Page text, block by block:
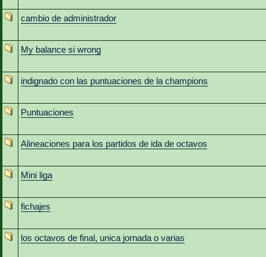
cambio de administrador
My balance si wrong
indignado con las puntuaciones de la champions
Puntuaciones
Alineaciones para los partidos de ida de octavos
Mini liga
fichajes
los octavos de final, unica jornada o varias